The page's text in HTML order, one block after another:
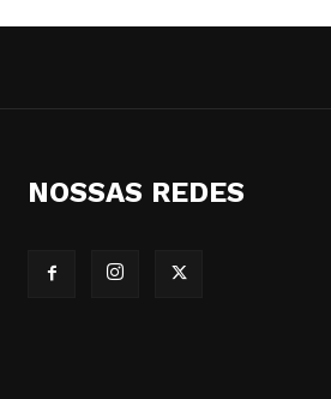
NOSSAS REDES